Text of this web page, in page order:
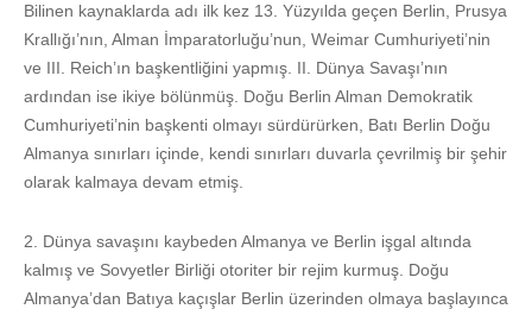
Bilinen kaynaklarda adı ilk kez 13. Yüzyılda geçen Berlin, Prusya
Krallığı’nın, Alman İmparatorluğu’nun, Weimar Cumhuriyeti’nin
ve III. Reich’ın başkentliğini yapmış. II. Dünya Savaşı’nın
ardından ise ikiye bölünmüş. Doğu Berlin Alman Demokratik
Cumhuriyeti’nin başkenti olmayı sürdürürken, Batı Berlin Doğu
Almanya sınırları içinde, kendi sınırları duvarla çevrilmiş bir şehir
olarak kalmaya devam etmiş.
2. Dünya savaşını kaybeden Almanya ve Berlin işgal altında
kalmış ve Sovyetler Birliği otoriter bir rejim kurmuş. Doğu
Almanya’dan Batıya kaçışlar Berlin üzerinden olmaya başlayınca